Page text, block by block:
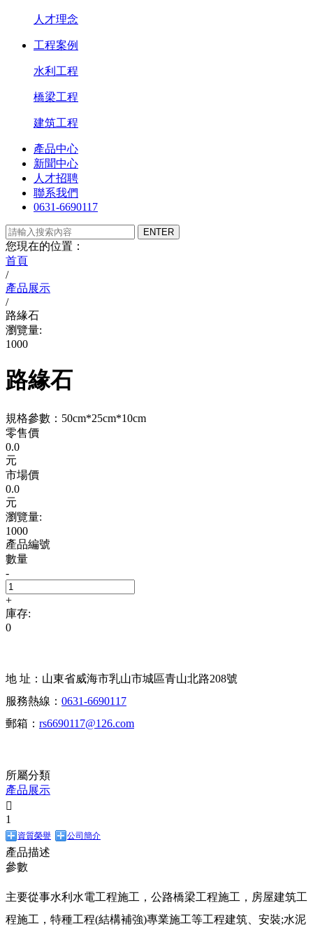
人才理念
工程案例
水利工程
橋梁工程
建筑工程
產品中心
新聞中心
人才招聘
聯系我們
0631-6690117
您現在的位置：
首頁
/
產品展示
/
路緣石
瀏覽量:
1000
路緣石
規格參數：50cm*25cm*10cm
零售價
0.0
元
市場價
0.0
元
瀏覽量:
1000
產品編號
數量
-
+
庫存:
0
地 址：山東省威海市乳山市城區青山北路208號
服務熱線： 0631-6690117
郵箱： rs6690117@126.com
所屬分類
產品展示

1
資質榮譽 公司簡介
產品描述
參數
主要從事水利水電工程施工，公路橋梁工程施工，房屋建筑工
程施工，特種工程(結構補強)專業施工等工程建筑、安裝;水泥